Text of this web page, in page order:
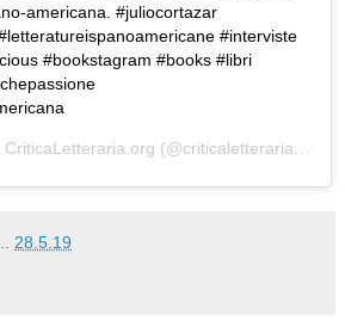
americana. #juliocortazar
#interviste
#bookstagram #books #libri
CriticaLetteraria.org (@criticaletteraria) in data:
28.5.19